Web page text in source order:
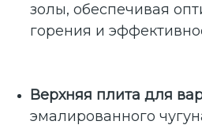
золы, обеспечивая
горения и
Верхняя плита для
эмалированного